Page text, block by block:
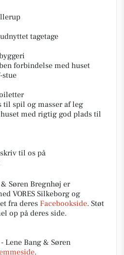
tagetage
forbindelse med huset
stue
til spil og masser af leg
med rigtig god plads til
til os på
Søren Bregnhøj er
VORES Silkeborg og
fra deres Facebookside. Støt
op på deres side.
Lene Bang & Søren
.